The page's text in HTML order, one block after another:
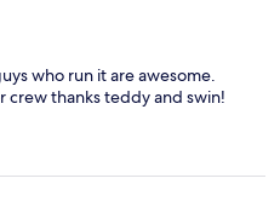
who run it are awesome.
crew thanks teddy and swin!